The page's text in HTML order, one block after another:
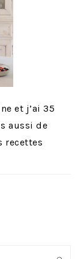
et j’ai 35
aussi de
recettes